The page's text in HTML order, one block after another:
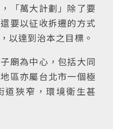
「萬大計劃」除了要
要以征收拆遷的方式
以達到治本之目標。
廟為中心，包括大同
區亦屬台北市一個極
道狹窄，環境衛生甚